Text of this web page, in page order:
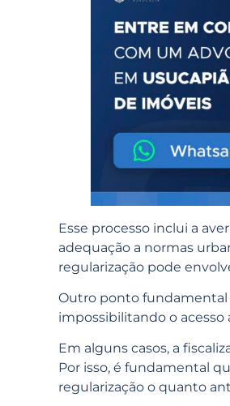
Esse processo inclui a
adequação a normas
regularização pode
Outro ponto fundamental
impossibilitando o acesso
Em alguns casos, a
Por isso, é fundamental
regularização o quanto